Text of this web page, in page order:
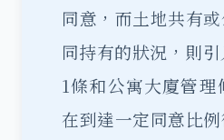
同意，而土地共有
同持有的狀況，則
1條和公寓大廈管理
在到達一定同意比